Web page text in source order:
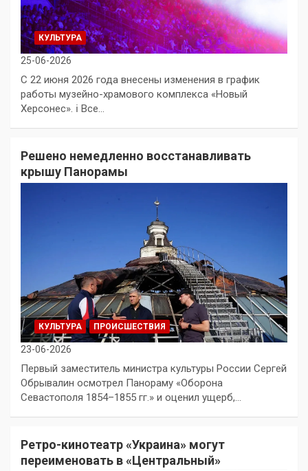
КУЛЬТУРА
25-06-2026
С 22 июня 2026 года внесены изменения в график
работы музейно-храмового комплекса «Новый
Херсонес». ℹ️ Все…
Решено немедленно восстанавливать
крышу Панорамы
КУЛЬТУРА ПРОИСШЕСТВИЯ
23-06-2026
Первый заместитель министра культуры России Сергей
Обрывалин осмотрел Панораму «Оборона
Севастополя 1854–1855 гг.» и оценил ущерб,…
Ретро-кинотеатр «Украина» могут
переименовать в «Центральный»